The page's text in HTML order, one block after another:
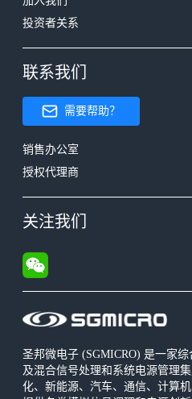
圣邦微电子 (SGMICRO) 是一家
及混合信号处理和系统电源管理
化、新能源、汽车、通信、计算
投资者关系
联系我们
需要帮助？
销售办公室
授权代理商
关注我们